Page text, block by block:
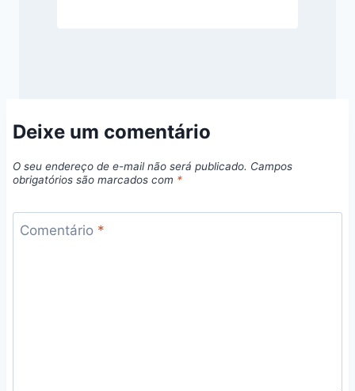
Deixe um comentário
O seu endereço de e-mail não será publicado. Campos
obrigatórios são marcados com *
Comentário *